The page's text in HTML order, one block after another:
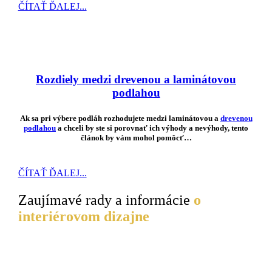
ČÍTAŤ ĎALEJ...
Rozdiely medzi drevenou a laminátovou
podlahou
Ak sa pri výbere podláh rozhodujete medzi laminátovou a drevenou
podlahou a chceli by ste si porovnať ich výhody a nevýhody, tento
článok by vám mohol pomôcť…
ČÍTAŤ ĎALEJ...
Zaujímavé rady a informácie o
interiérovom dizajne